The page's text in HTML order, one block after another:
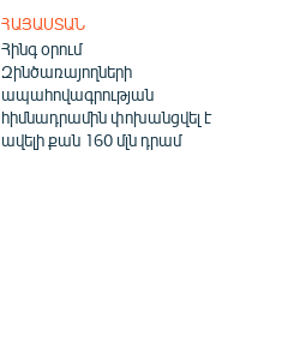
ՀԱՅԱՍՏԱՆ
Հինգ օրում
Զինծառայողների
ապահովագրության
հիմնադրամին փոխանցվել է
ավելի քան 160 մլն դրամ